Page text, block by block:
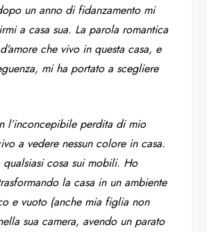
un anno di fidanzamento mi
a casa sua. La parola romantica
che vivo in questa casa, e
mi ha portato a scegliere
l’inconcepibile perdita di mio
a vedere nessun colore in casa.
cosa sui mobili. Ho
la casa in un ambiente
e vuoto (anche mia figlia non
sua camera, avendo un parato